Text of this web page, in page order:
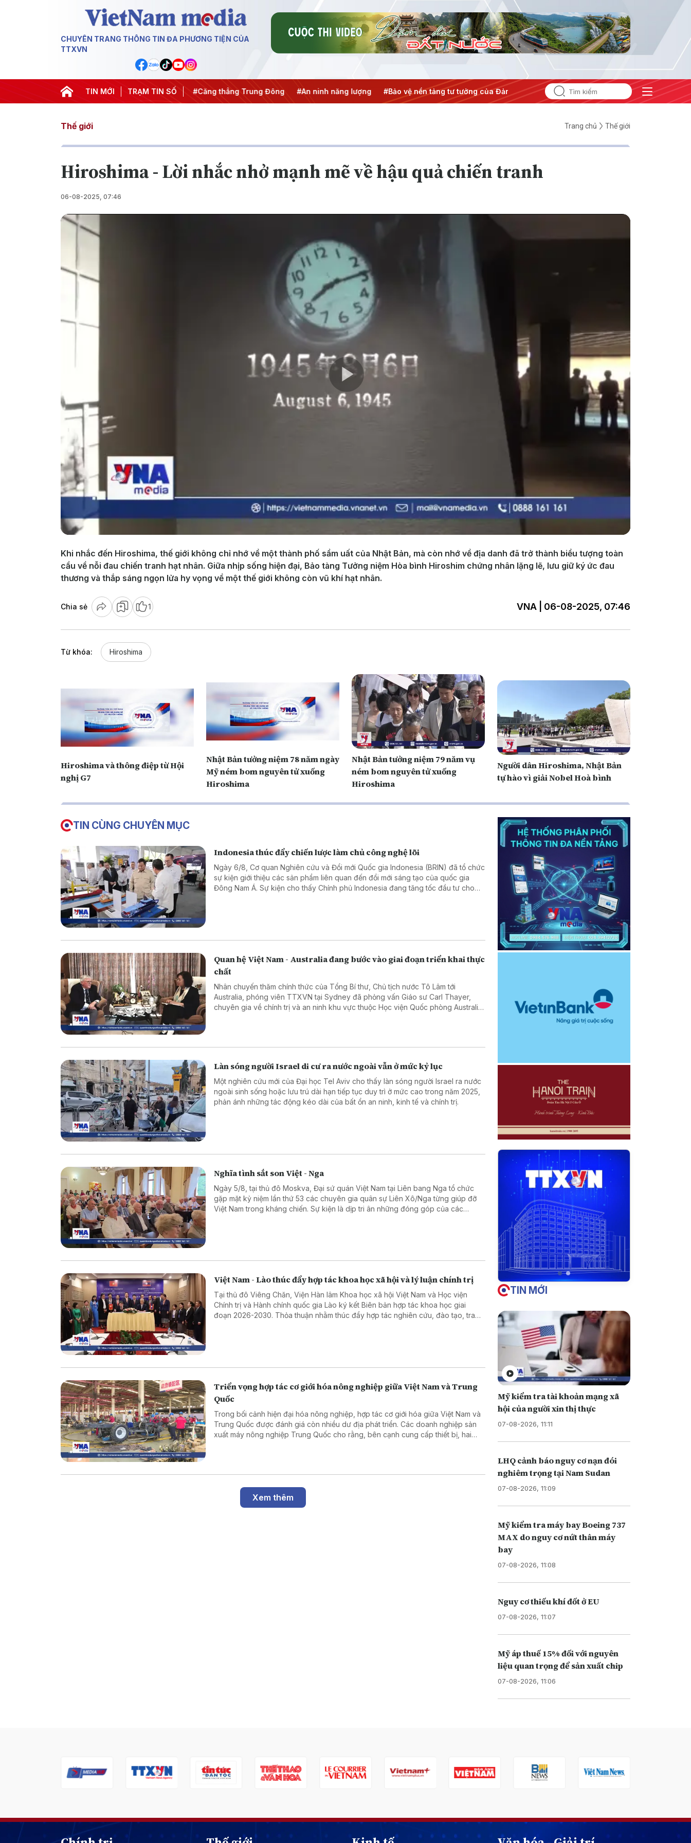
CHUYÊN TRANG THÔNG TIN ĐA PHƯƠNG TIỆN CỦA
TTXVN
TIN MỚI TRẠM TIN SỐ
dịch 500 ngày đêm #Chống khai thác IUU #Căng thẳng Trung Đông #An ninh năng lượng #Bảo vệ nền tảng tư tưởng của Đảng #Hội nghị Trung ương 3
Thế giới Trang chủ Thế giới
Hiroshima - Lời nhắc nhở mạnh mẽ về hậu quả chiến tranh
06-08-2025, 07:46
Play
Khi nhắc đến Hiroshima, thế giới không chỉ nhớ về một thành phố sầm uất của Nhật Bản, mà còn nhớ về địa danh đã trở thành biểu tượng toàn
cầu về nỗi đau chiến tranh hạt nhân. Giữa nhịp sống hiện đại, Bảo tàng Tưởng niệm Hòa bình Hiroshim chứng nhân lặng lẽ, lưu giữ ký ức đau
thương và thắp sáng ngọn lửa hy vọng về một thế giới không còn vũ khí hạt nhân.
Chia sẻ 1 VNA | 06-08-2025, 07:46
Từ khóa: Hiroshima
Hiroshima và thông điệp từ Hội
nghị G7
Nhật Bản tưởng niệm 78 năm ngày
Mỹ ném bom nguyên tử xuống
Hiroshima
Nhật Bản tưởng niệm 79 năm vụ
ném bom nguyên tử xuống
Hiroshima
Người dân Hiroshima, Nhật Bản
tự hào vì giải Nobel Hoà bình
TIN CÙNG CHUYÊN MỤC
Indonesia thúc đẩy chiến lược làm chủ công nghệ lõi
Ngày 6/8, Cơ quan Nghiên cứu và Đổi mới Quốc gia Indonesia (BRIN) đã tổ chức
sự kiện giới thiệu các sản phẩm liên quan đến đổi mới sáng tạo của quốc gia
Đông Nam Á. Sự kiện cho thấy Chính phủ Indonesia đang tăng tốc đầu tư cho
Quan hệ Việt Nam - Australia đang bước vào giai đoạn triển khai thực
chất
Nhân chuyến thăm chính thức của Tổng Bí thư, Chủ tịch nước Tô Lâm tới
Australia, phóng viên TTXVN tại Sydney đã phỏng vấn Giáo sư Carl Thayer,
chuyên gia về chính trị và an ninh khu vực thuộc Học viện Quốc phòng Australia,
Làn sóng người Israel di cư ra nước ngoài vẫn ở mức kỷ lục
Một nghiên cứu mới của Đại học Tel Aviv cho thấy làn sóng người Israel ra nước
ngoài sinh sống hoặc lưu trú dài hạn tiếp tục duy trì ở mức cao trong năm 2025,
phản ánh những tác động kéo dài của bất ổn an ninh, kinh tế và chính trị.
Nghĩa tình sắt son Việt - Nga
Ngày 5/8, tại thủ đô Moskva, Đại sứ quán Việt Nam tại Liên bang Nga tổ chức
gặp mặt kỷ niệm lần thứ 53 các chuyên gia quân sự Liên Xô/Nga từng giúp đỡ
Việt Nam trong kháng chiến. Sự kiện là dịp tri ân những đóng góp của các
Việt Nam - Lào thúc đẩy hợp tác khoa học xã hội và lý luận chính trị
Tại thủ đô Viêng Chăn, Viện Hàn lâm Khoa học xã hội Việt Nam và Học viện
Chính trị và Hành chính quốc gia Lào ký kết Biên bản hợp tác khoa học giai
đoạn 2026-2030. Thỏa thuận nhằm thúc đẩy hợp tác nghiên cứu, đào tạo, trao
Triển vọng hợp tác cơ giới hóa nông nghiệp giữa Việt Nam và Trung
Quốc
Trong bối cảnh hiện đại hóa nông nghiệp, hợp tác cơ giới hóa giữa Việt Nam và
Trung Quốc được đánh giá còn nhiều dư địa phát triển. Các doanh nghiệp sản
xuất máy nông nghiệp Trung Quốc cho rằng, bên cạnh cung cấp thiết bị, hai
Xem thêm
TIN MỚI
Mỹ kiểm tra tài khoản mạng xã
hội của người xin thị thực
07-08-2026, 11:11
LHQ cảnh báo nguy cơ nạn đói
nghiêm trọng tại Nam Sudan
07-08-2026, 11:09
Mỹ kiểm tra máy bay Boeing 737
MAX do nguy cơ nứt thân máy
bay
07-08-2026, 11:08
Nguy cơ thiếu khí đốt ở EU
07-08-2026, 11:07
Mỹ áp thuế 15% đối với nguyên
liệu quan trọng để sản xuất chip
07-08-2026, 11:06